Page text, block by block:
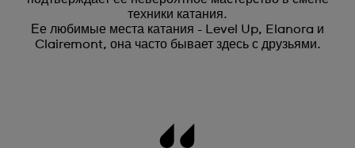
техники катания.
Ее любимые места катания - Level Up, Elanora и
Clairemont, она часто бывает здесь с друзьями.